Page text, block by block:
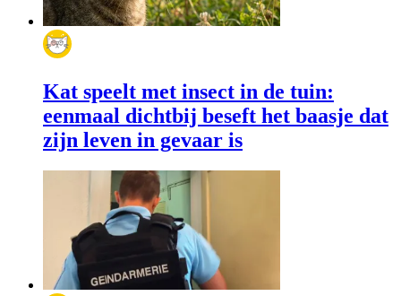
Kat speelt met insect in de tuin:
eenmaal dichtbij beseft het baasje dat
zijn leven in gevaar is